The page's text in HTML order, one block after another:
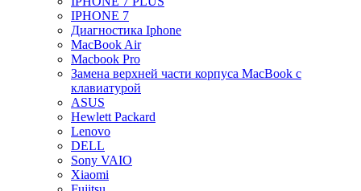
IPHONE 7
Диагностика Iphone
MacBook Air
Macbook Pro
Замена верхней части корпуса MacBook с
клавиатурой
ASUS
Hewlett Packard
Lenovo
DELL
Sony VAIO
Xiaomi